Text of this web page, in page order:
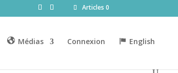
Articles 0
Médias Connexion English